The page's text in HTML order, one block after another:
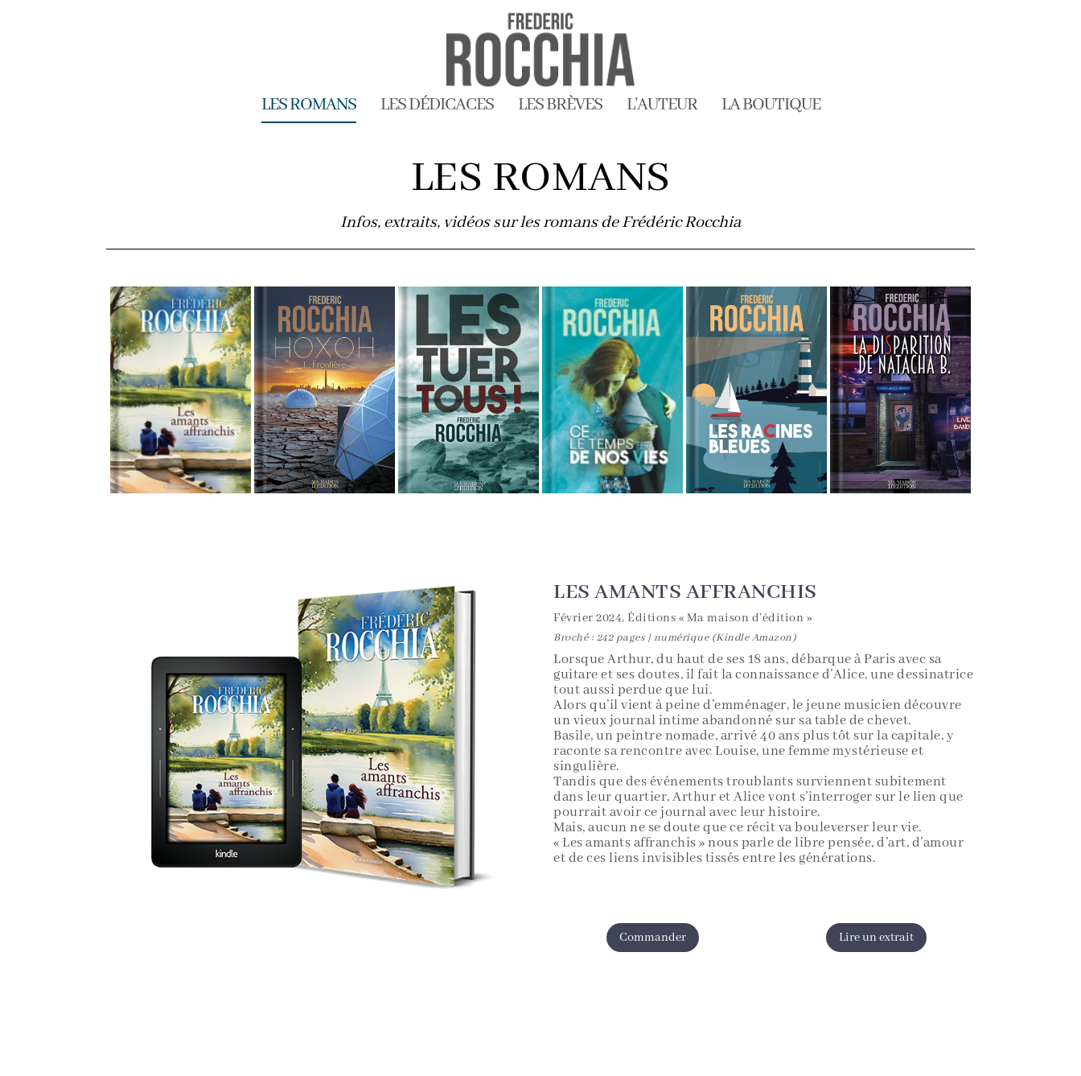
LES ROMANS LES DÉDICACES LES BRÈVES L’AUTEUR LA BOUTIQUE
LES ROMANS
Infos, extraits, vidéos sur les romans de Frédéric Rocchia
LES AMANTS AFFRANCHIS
Février 2024, Éditions « Ma maison d’édition »
Broché : 242 pages | numérique (Kindle Amazon)
Lorsque Arthur, du haut de ses 18 ans, débarque à Paris avec sa
guitare et ses doutes, il fait la connaissance d’Alice, une dessinatrice
tout aussi perdue que lui.
Alors qu’il vient à peine d’emménager, le jeune musicien découvre
un vieux journal intime abandonné sur sa table de chevet.
Basile, un peintre nomade, arrivé 40 ans plus tôt sur la capitale, y
raconte sa rencontre avec Louise, une femme mystérieuse et
singulière.
Tandis que des événements troublants surviennent subitement
dans leur quartier, Arthur et Alice vont s’interroger sur le lien que
pourrait avoir ce journal avec leur histoire.
Mais, aucun ne se doute que ce récit va bouleverser leur vie.
« Les amants affranchis » nous parle de libre pensée, d’art, d’amour
et de ces liens invisibles tissés entre les générations.
Commander Lire un extrait